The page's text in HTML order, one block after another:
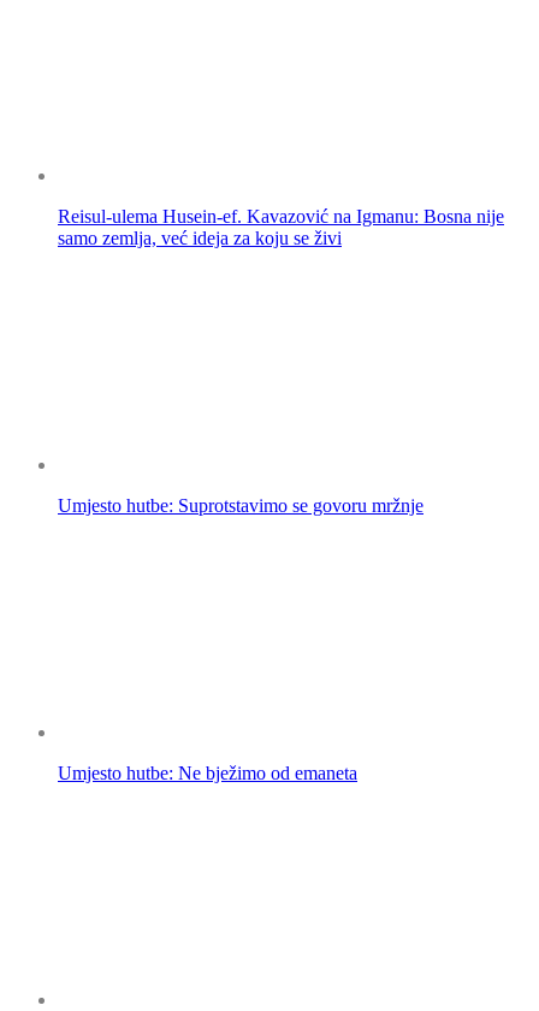
Reisul-ulema Husein-ef. Kavazović na Igmanu: Bosna nije
samo zemlja, već ideja za koju se živi
Umjesto hutbe: Suprotstavimo se govoru mržnje
Umjesto hutbe: Ne bježimo od emaneta